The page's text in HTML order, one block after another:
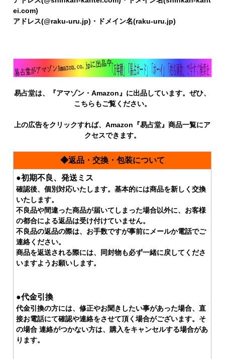
ei.com)
アドレス(@raku-uru.jp)・ドメイン名(raku-uru.jp)
易占堂は、『アマゾン・Amazon』に出品しています。ぜひ、
こちらもご覧ください。
上の広告をクリックすれば、Amazon『易占堂』商品一覧にア
クセスできます。
◆返品・交換・包装について
●初期不良、発送ミス
確認後、個別対応いたします。基本的には商品を新しく交換
いたします。
不良品や間違った商品が届いてしまった場合以外に、お客様
の都合による返品は受け付けていません。
不良品の返品の際は、お手数ですが事前にメールか電話でご
連絡ください。
商品を返送される際には、同封物も必ず一緒に戻してくださ
いますようお願いします。
●代金引換
代金引換の方には、修正やお聞きしたい事があった場合、直
接お電話にて確認や連絡をさせて頂く場合がございます。そ
の場合 連絡がつかない方は、購入をキャンセルする場合があ
ります。